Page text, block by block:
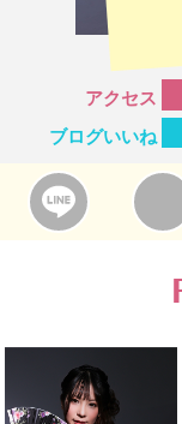
アクセス
ブログいいね